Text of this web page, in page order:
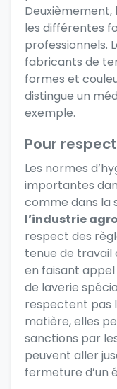
Deuxièmement,
les différentes
professionnels.
fabricants de
formes et
distingue un
exemple.
Pour
Les normes
importantes
comme dans la
l’industrie
respect des
tenue de travail
en faisant
de laverie
respectent pas
matière, elles
sanctions par
peuvent aller
fermeture d’un